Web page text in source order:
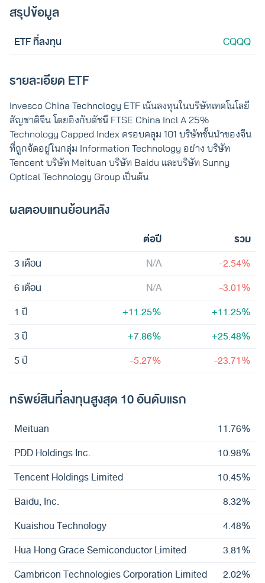
สรุปข้อมูล
ETF ที่ลงทุน CQQQ
รายละเอียด ETF
Invesco China Technology ETF เน้นลงทุนในบริษัทเทคโนโลยี
สัญชาติจีน โดยอิงกับดัชนี FTSE China Incl A 25%
Technology Capped Index ครอบคลุม 101 บริษัทชั้นนำของจีน
ที่ถูกจัดอยู่ในกลุ่ม Information Technology อย่าง บริษัท
Tencent บริษัท Meituan บริษัท Baidu และบริษัท Sunny
Optical Technology Group เป็นต้น
ผลตอบแทนย้อนหลัง
ต่อปี รวม
3 เดือน N/A
-2.54%
6 เดือน
N/A
-3.01%
1 ปี
+11.25%
+11.25%
3 ปี
+7.86%
+25.48%
5 ปี
-5.27% -23.71%
ทรัพย์สินที่ลงทุนสูงสุด 10 อันดับแรก
Meituan
11.76%
PDD Holdings Inc.
10.98%
Tencent Holdings Limited
10.45%
Baidu, Inc.
8.32%
Kuaishou Technology
4.48%
Hua Hong Grace Semiconductor Limited
3.81%
Cambricon Technologies Corporation Limited
2.02%